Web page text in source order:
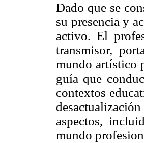
Dado que se
su presencia y
activo. El
transmisor,
mundo artístico
guía que
contextos
aspectos,
mundo